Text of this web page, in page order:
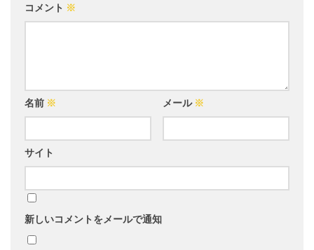
コメント ※
名前 ※ メール ※
サイト
新しいコメントをメールで通知